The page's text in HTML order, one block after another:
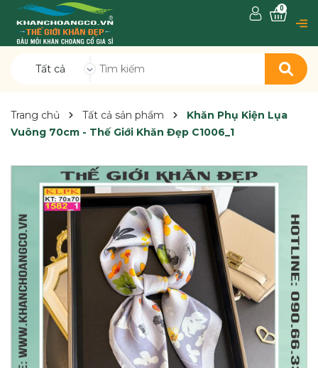
Tất cả
0
Trang chủ Tất cả sản phẩm
Khăn Phụ Kiện Lụa
Vuông 70cm - Thế Giới Khăn Đẹp C1006_1